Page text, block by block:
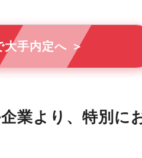
大手内定へ ＞
業より、特別に